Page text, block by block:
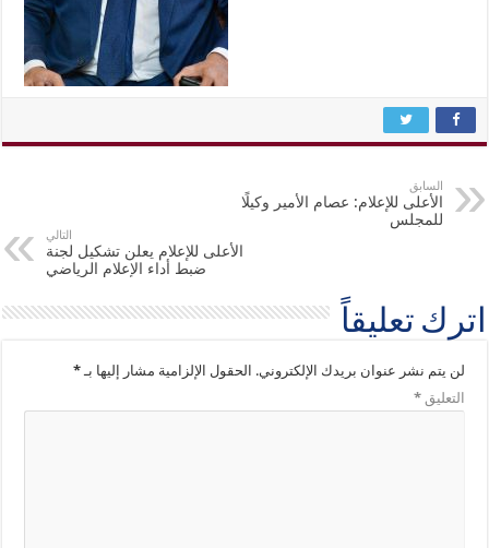
السابق
الأعلى للإعلام: عصام الأمير وكيلًا
للمجلس
التالي
الأعلى للإعلام يعلن تشكيل لجنة
ضبط أداء الإعلام الرياضي
اترك تعليقاً
لن يتم نشر عنوان بريدك الإلكتروني. الحقول الإلزامية مشار إليها بـ*
التعليق*